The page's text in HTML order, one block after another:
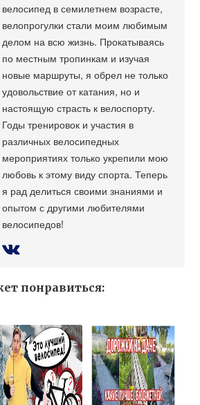
велосипед в семилетнем возрасте,
велопрогулки стали моим любимым
делом на всю жизнь. Прокатываясь
по местным тропинкам и изучая
новые маршруты, я обрел не только
удовольствие от катания, но и
настоящую страсть к велоспорту.
Годы тренировок и участия в
различных велосипедных
мероприятиях только укрепили мою
любовь к этому виду спорта. Теперь
я рад делиться своими знаниями и
опытом с другими любителями
велосипедов!
понравиться: